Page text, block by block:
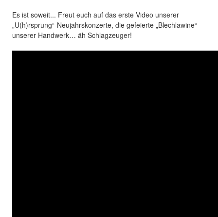
Es ist soweit... Freut euch auf das erste Video unserer
„U(h)rsprung“-Neujahrskonzerte, die gefeierte „Blechlawine“
unserer Handwerk… äh Schlagzeuger!